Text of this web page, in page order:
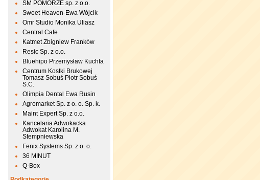
SM POMORZE sp. z o.o.
Sweet Heaven-Ewa Wójcik
Omr Studio Monika Uliasz
Central Cafe
Katmet Zbigniew Franków
Resic Sp. z o.o.
Bluehipo Przemysław Kuchta
Centrum Kostki Brukowej
Tomasz Sobuś Piotr Sobuś
S.C.
Olimpia Dental Ewa Rusin
Agromarket Sp. z o. o. Sp. k.
Maint Expert Sp. z o.o.
Kancelaria Adwokacka
Adwokat Karolina M.
Stempniewska
Fenix Systems Sp. z o. o.
36 MINUT
Q-Box